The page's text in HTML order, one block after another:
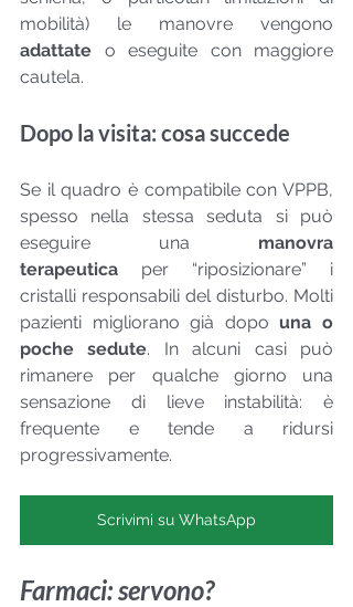
adattate o eseguite con maggiore
cautela.
Dopo la visita: cosa succede
Se il quadro è compatibile con VPPB,
spesso nella stessa seduta si può
eseguire una manovra
terapeutica per “riposizionare” i
cristalli responsabili del disturbo. Molti
pazienti migliorano già dopo una o
poche sedute. In alcuni casi può
rimanere per qualche giorno una
sensazione di lieve instabilità: è
frequente e tende a ridursi
progressivamente.
Scrivimi su WhatsApp
Farmaci: servono?